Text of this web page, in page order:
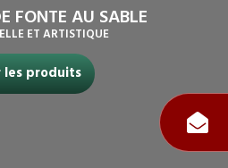
FONTE AU SABLE
ET ARTISTIQUE
les produits